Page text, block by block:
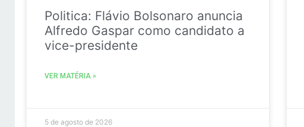
Politica: Flávio Bolsonaro anuncia
Alfredo Gaspar como candidato a
vice-presidente
VER MATÉRIA »
5 de agosto de 2026